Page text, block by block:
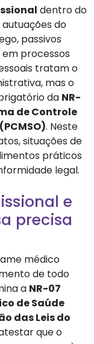
dentro do
do
passivos
processos
tratam o
mas o
da NR-
de Controle
. Neste
situações de
práticos
legal.
e
precisa
médico
de todo
a NR-07
de Saúde
das Leis do
que o